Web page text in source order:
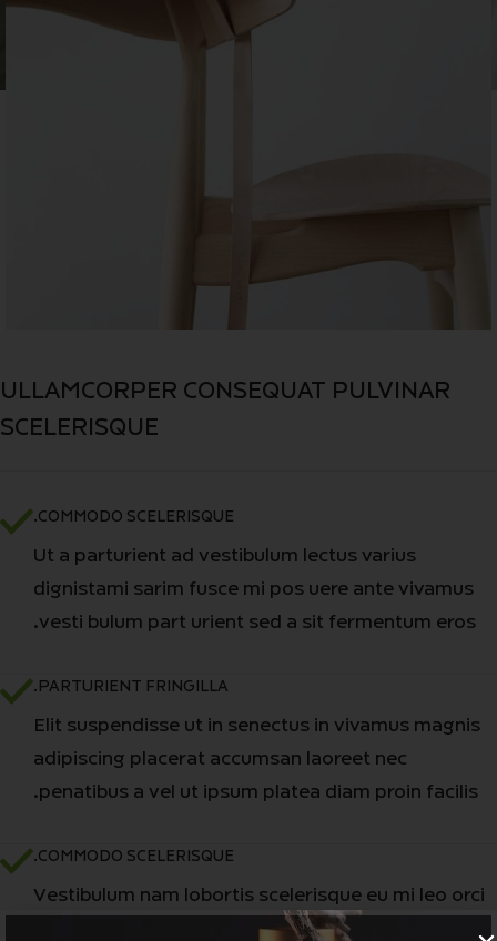
ULLAMCORPER CONSEQUAT PULVINAR
SCELERISQUE
COMMODO SCELERISQUE.
Ut a parturient ad vestibulum lectus varius
dignistami sarim fusce mi pos uere ante vivamus
vesti bulum part urient sed a sit fermentum eros.
PARTURIENT FRINGILLA.
Elit suspendisse ut in senectus in vivamus magnis
adipiscing placerat accumsan laoreet nec
penatibus a vel ut ipsum platea diam proin facilis.
COMMODO SCELERISQUE.
Vestibulum nam lobortis scelerisque eu mi leo orci
placerat a parturient congue non commodo felis in